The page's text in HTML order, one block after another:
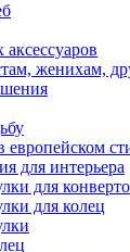
женихам,
европейском
для интерьера
для
для колец